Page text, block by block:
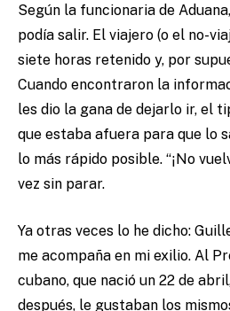
Según la funcionaria de
podía salir. El viajero (o el no-
siete horas retenido y, por
Cuando encontraron la
les dio la gana de dejarlo ir, el
que estaba afuera para que lo
lo más rápido posible. “¡No
vez sin parar.
Ya otras veces lo he dicho:
me acompaña en mi exilio. Al
cubano, que nació un 22 de
después, le gustaban los